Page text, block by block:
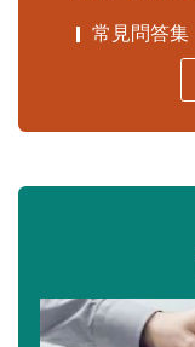
常見問答集